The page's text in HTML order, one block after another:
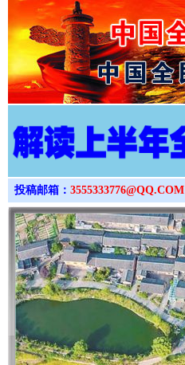
投稿邮箱： 3555333776@QQ.COM